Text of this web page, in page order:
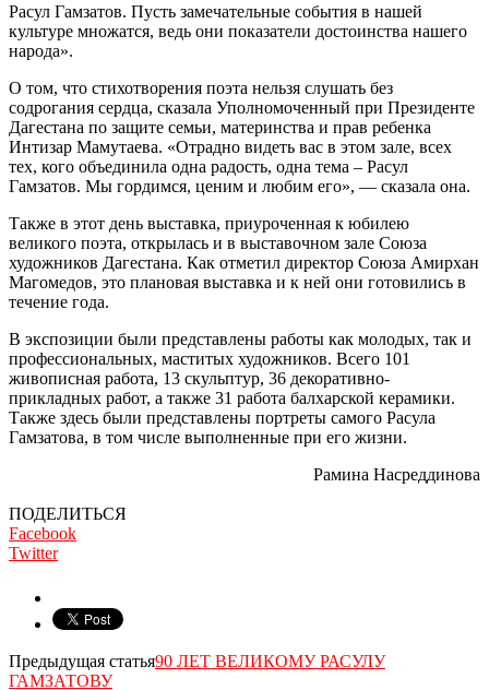
Расул Гамзатов. Пусть замечательные события в нашей
культуре множатся, ведь они показатели достоинства нашего
народа».
О том, что стихотворения поэта нельзя слушать без
содрогания сердца, сказала Уполномоченный при Президенте
Дагестана по защите семьи, материнства и прав ребенка
Интизар Мамутаева. «Отрадно видеть вас в этом зале, всех
тех, кого объединила одна радость, одна тема – Расул
Гамзатов. Мы гордимся, ценим и любим его», — сказала она.
Также в этот день выставка, приуроченная к юбилею
великого поэта, открылась и в выставочном зале Союза
художников Дагестана. Как отметил директор Союза Амирхан
Магомедов, это плановая выставка и к ней они готовились в
течение года.
В экспозиции были представлены работы как молодых, так и
профессиональных, маститых художников. Всего 101
живописная работа, 13 скульптур, 36 декоративно-
прикладных работ, а также 31 работа балхарской керамики.
Также здесь были представлены портреты самого Расула
Гамзатова, в том числе выполненные при его жизни.
Рамина Насреддинова
ПОДЕЛИТЬСЯ
Facebook
Twitter
Предыдущая статья90 ЛЕТ ВЕЛИКОМУ РАСУЛУ
ГАМЗАТОВУ